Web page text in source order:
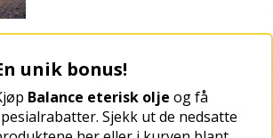
unik bonus!
Balance eterisk olje og få
Sjekk ut de nedsatte